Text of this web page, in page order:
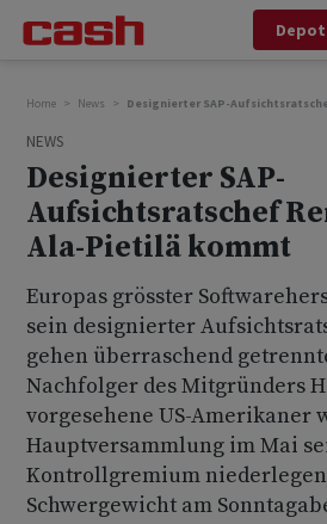
Depot
Home News Designierter SAP-
NEWS
Designierter SAP-
Aufsichtsratschef
Ala-Pietilä kommt
Europas grösster
sein designierter
gehen überraschend
Nachfolger des Mitgründers
vorgesehene US-Amerikaner
Hauptversammlung im Mai
Kontrollgremium
Schwergewicht am